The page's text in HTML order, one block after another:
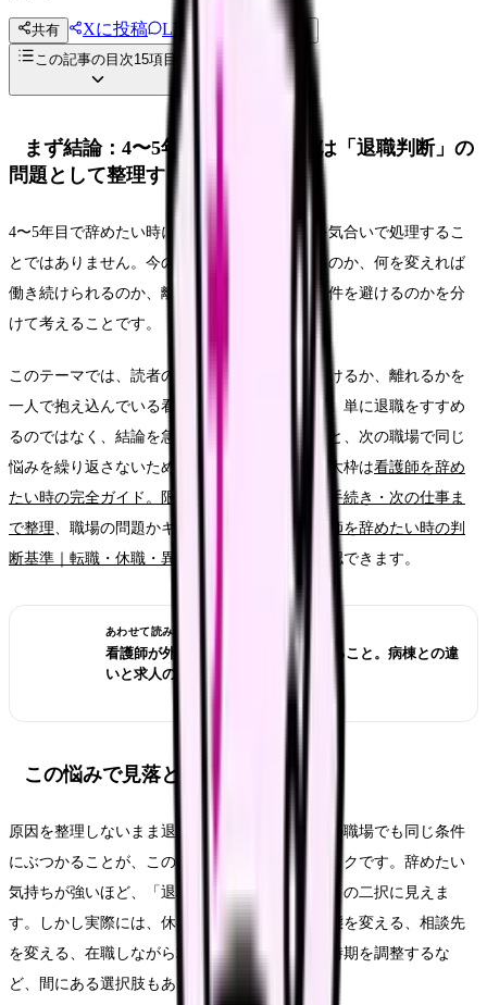
共有 Xに投稿 LINE
投稿文コピー
この記事の目次15項目
まず結論：4〜5年目で辞めたい時は「退職判断」の
問題として整理する
4〜5年目で辞めたい時に大切なのは、つらさを気合いで処理するこ
とではありません。今の職場で何が起きているのか、何を変えれば
働き続けられるのか、離れるなら次にどんな条件を避けるのかを分
けて考えることです。
このテーマでは、読者の中心を「今の職場を続けるか、離れるかを
一人で抱え込んでいる看護師さん」に置きます。単に退職をすすめ
るのではなく、結論を急ぐ前に確認したいことと、次の職場で同じ
悩みを繰り返さないための条件を整理します。大枠は看護師を辞め
たい時の完全ガイド。限界サイン・お金・退職手続き・次の仕事ま
で整理 、職場の問題かキャリアの問題かは
看護師を辞めたい時の判
断基準｜転職・休職・異動のどれを選ぶ？
で確認できます。
あわせて読みたい
看護師が外来へ転職する前に確認すること。病棟との違
いと求人の見方
この悩みで見落としやすいリスク
原因を整理しないまま退職だけを決めると、次の職場でも同じ条件
にぶつかることが、このテーマの一番大きなリスクです。辞めたい
気持ちが強いほど、「退職するか、我慢するか」の二択に見えま
す。しかし実際には、休む、異動する、勤務形態を変える、相談先
を変える、在職しながら求人を比較する、退職時期を調整するな
ど、間にある選択肢もあります。